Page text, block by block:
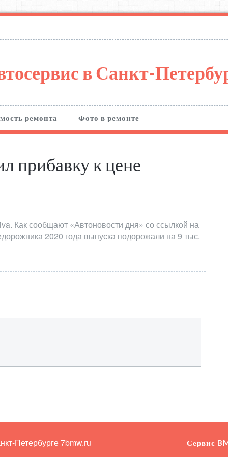
в Санкт-
ремонта Фото в ремонте
прибавку к цене
Как сообщают «Автоновости дня» со ссылкой на
2020 года выпуска подорожали на 9 тыс.
Петербурге7bmw.ru
Сервис